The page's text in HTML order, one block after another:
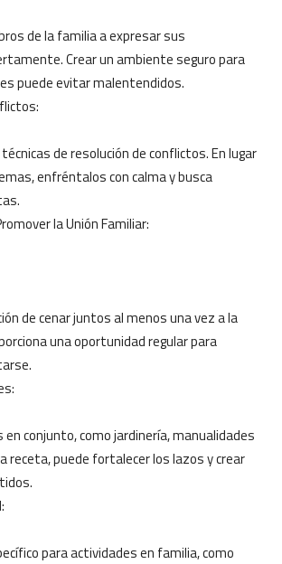
de la familia a expresar sus
Crear un ambiente seguro para
puede evitar malentendidos.
de resolución de conflictos. En lugar
enfréntalos con calma y busca
la Unión Familiar:
de cenar juntos al menos una vez a la
una oportunidad regular para
conjunto, como jardinería, manualidades
receta, puede fortalecer los lazos y crear
para actividades en familia, como